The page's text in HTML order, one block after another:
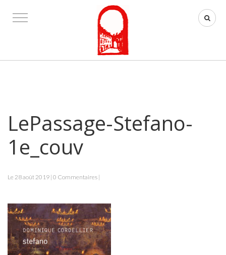
LePassage-Stefano-
1e_couv
Le 28 août 2019 | 0 Commentaires |